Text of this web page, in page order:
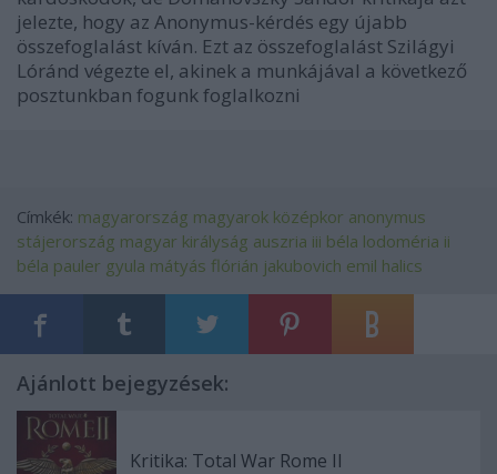
jelezte, hogy az Anonymus-kérdés egy újabb
összefoglalást kíván. Ezt az összefoglalást Szilágyi
Lóránd végezte el, akinek a munkájával a következő
posztunkban fogunk foglalkozni
Címkék: magyarország magyarok középkor anonymus
stájerország magyar királyság auszria iii béla lodoméria ii
béla pauler gyula mátyás flórián jakubovich emil halics
Ajánlott bejegyzések:
Kritika: Total War Rome II